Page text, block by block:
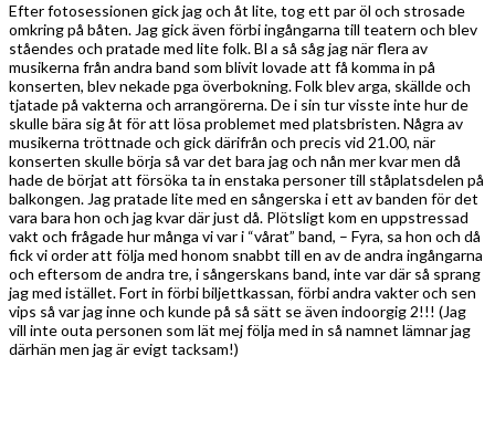
Efter fotosessionen gick jag och åt lite, tog ett par öl och strosade
omkring på båten. Jag gick även förbi ingångarna till teatern och blev
ståendes och pratade med lite folk. Bl a så såg jag när flera av
musikerna från andra band som blivit lovade att få komma in på
konserten, blev nekade pga överbokning. Folk blev arga, skällde och
tjatade på vakterna och arrangörerna. De i sin tur visste inte hur de
skulle bära sig åt för att lösa problemet med platsbristen. Några av
musikerna tröttnade och gick därifrån och precis vid 21.00, när
konserten skulle börja så var det bara jag och nån mer kvar men då
hade de börjat att försöka ta in enstaka personer till ståplatsdelen på
balkongen. Jag pratade lite med en sångerska i ett av banden för det
vara bara hon och jag kvar där just då. Plötsligt kom en uppstressad
vakt och frågade hur många vi var i “vårat” band, – Fyra, sa hon och då
fick vi order att följa med honom snabbt till en av de andra ingångarna
och eftersom de andra tre, i sångerskans band, inte var där så sprang
jag med istället. Fort in förbi biljettkassan, förbi andra vakter och sen
vips så var jag inne och kunde på så sätt se även indoorgig 2!!! (Jag
vill inte outa personen som lät mej följa med in så namnet lämnar jag
därhän men jag är evigt tacksam!)